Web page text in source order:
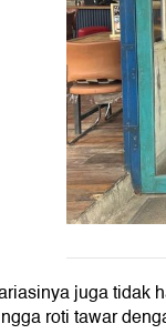
juga tidak
roti tawar